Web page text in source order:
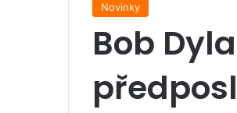
Novinky
Bob